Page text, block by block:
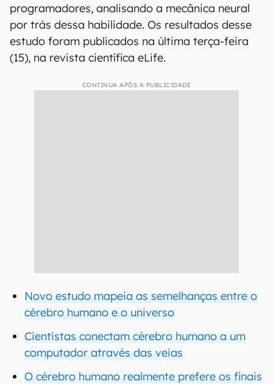
programadores, analisando a mecânica neural
por trás dessa habilidade. Os resultados desse
estudo foram publicados na última terça-feira
(15), na revista científica eLife.
CONTINUA APÓS A PUBLICIDADE
Novo estudo mapeia as semelhanças entre o
cérebro humano e o universo
Cientistas conectam cérebro humano a um
computador através das veias
O cérebro humano realmente prefere os finais